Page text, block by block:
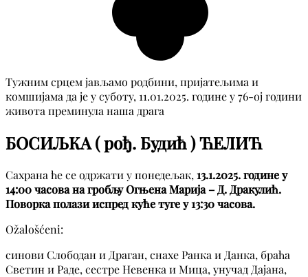
Тужним срцем јављамо родбини, пријатељима и
комшијама да је у суботу, 11.01.2025. године у 76-ој години
живота преминула наша драга
БОСИЉКА ( рођ. Будић ) ЋЕЛИЋ
Сахрана ће се одржати у понедељак, 13.1.2025. године у
14:00 часова на гробљу Огњена Марија – Д. Дракулић.
Поворка полази испред куће туге у 13:30 часова.
Ožalošćeni:
синови Слободан и Драган, снахе Ранка и Данка, браћа
Светин и Раде, сестре Невенка и Мица, унучад Дајана,